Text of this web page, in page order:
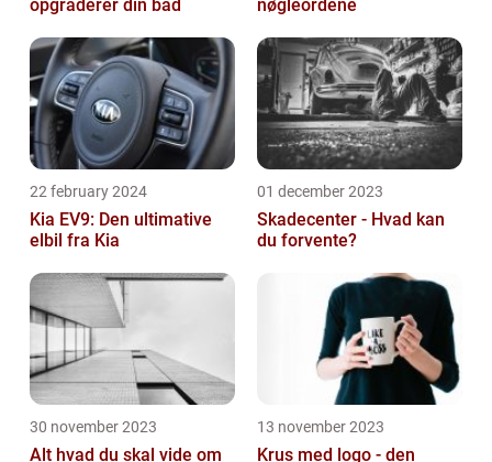
opgraderer din båd nøgleordene
22 february 2024
Kia EV9: Den ultimative
elbil fra Kia
01 december 2023
Skadecenter - Hvad kan
du forvente?
30 november 2023
Alt hvad du skal vide om
13 november 2023
Krus med logo - den